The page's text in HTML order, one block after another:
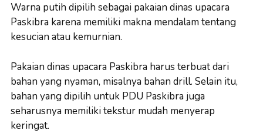
Warna putih dipilih sebagai pakaian dinas upacara
Paskibra karena memiliki makna mendalam tentang
kesucian atau kemurnian.
Pakaian dinas upacara Paskibra harus terbuat dari
bahan yang nyaman, misalnya bahan drill. Selain itu,
bahan yang dipilih untuk PDU Paskibra juga
seharusnya memiliki tekstur mudah menyerap
keringat.